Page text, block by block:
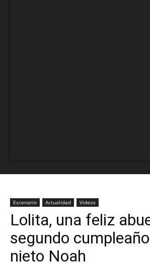
Escenario Actualidad Videos
Lolita, una feliz
segundo
nieto Noah